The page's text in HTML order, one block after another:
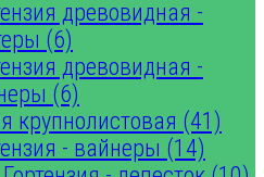
древовидная -
(6)
древовидная -
(6)
крупнолистовая (41)
- вайнеры (14)